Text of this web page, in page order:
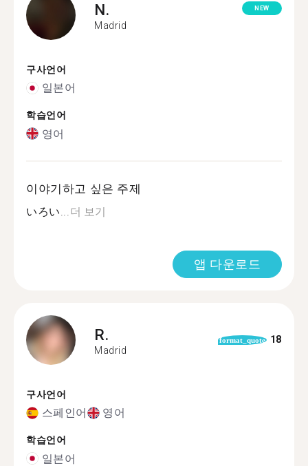
N.
Madrid
NEW
구사언어
일본어
학습언어
영어
이야기하고 싶은 주제
いろい... 더 보기
앱 다운로드
R.
Madrid
format_quote 18
구사언어
스페인어 영어
학습언어
일본어